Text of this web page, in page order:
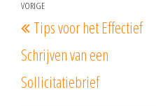
Berichtnavigatie
Vorig
bericht
VORIGE
Tips voor het Effectief
Schrijven van een
Sollicitatiebrief